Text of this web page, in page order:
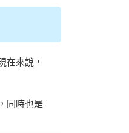
在來說，
同時也是